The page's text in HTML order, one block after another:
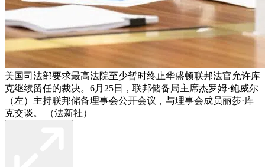
美国司法部要求最高法院至少暂时终止华盛顿联邦法官允许库
克继续留任的裁决。6月25日，联邦储备局主席杰罗姆·鲍威尔
（左）主持联邦储备理事会公开会议，与理事会成员丽莎·库
克交谈。 （法新社）